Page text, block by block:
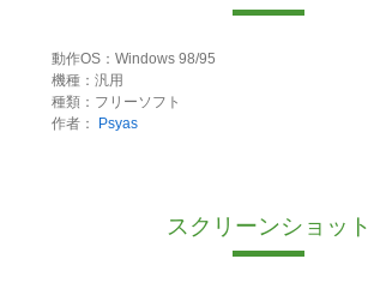
動作OS：Windows 98/95
機種：汎用
種類：フリーソフト
作者：
Psyas
スクリーンショット